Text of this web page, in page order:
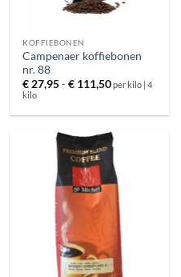
KOFFIEBONEN
Campenaer koffiebonen
nr. 88
€ 27,95-€ 111,50Prijsklasse:
€ 27,95
€ 111,50
per kilo | 4
kilo